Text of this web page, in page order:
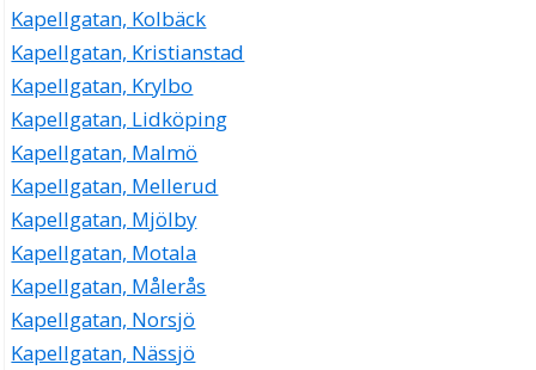
Kapellgatan, Kolbäck
Kapellgatan, Kristianstad
Kapellgatan, Krylbo
Kapellgatan, Lidköping
Kapellgatan, Malmö
Kapellgatan, Mellerud
Kapellgatan, Mjölby
Kapellgatan, Motala
Kapellgatan, Målerås
Kapellgatan, Norsjö
Kapellgatan, Nässjö